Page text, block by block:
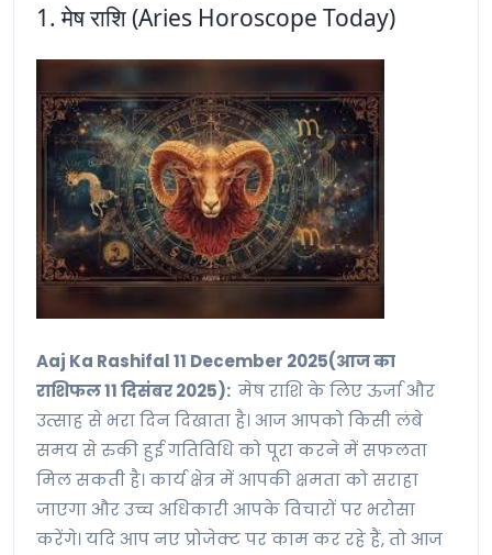
1. मेष राशि (Aries Horoscope Today)
Aaj Ka Rashifal 11 December 2025(आज का
राशिफल 11 दिसंबर 2025): मेष राशि के लिए ऊर्जा और
उत्साह से भरा दिन दिखाता है। आज आपको किसी लंबे
समय से रुकी हुई गतिविधि को पूरा करने में सफलता
मिल सकती है। कार्य क्षेत्र में आपकी क्षमता को सराहा
जाएगा और उच्च अधिकारी आपके विचारों पर भरोसा
करेंगे। यदि आप नए प्रोजेक्ट पर काम कर रहे हैं, तो आज